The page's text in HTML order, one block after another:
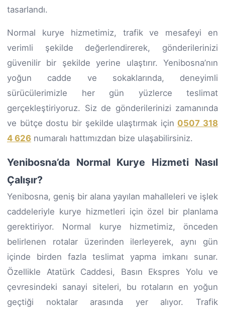
tasarlandı.
Normal kurye hizmetimiz, trafik ve mesafeyi en
verimli şekilde değerlendirerek, gönderilerinizi
güvenilir bir şekilde yerine ulaştırır. Yenibosna’nın
yoğun cadde ve sokaklarında, deneyimli
sürücülerimizle her gün yüzlerce teslimat
gerçekleştiriyoruz. Siz de gönderilerinizi zamanında
ve bütçe dostu bir şekilde ulaştırmak için 0507 318
4 626 numaralı hattımızdan bize ulaşabilirsiniz.
Yenibosna’da Normal Kurye Hizmeti Nasıl
Çalışır?
Yenibosna, geniş bir alana yayılan mahalleleri ve işlek
caddeleriyle kurye hizmetleri için özel bir planlama
gerektiriyor. Normal kurye hizmetimiz, önceden
belirlenen rotalar üzerinden ilerleyerek, aynı gün
içinde birden fazla teslimat yapma imkanı sunar.
Özellikle Atatürk Caddesi, Basın Ekspres Yolu ve
çevresindeki sanayi siteleri, bu rotaların en yoğun
geçtiği noktalar arasında yer alıyor. Trafik